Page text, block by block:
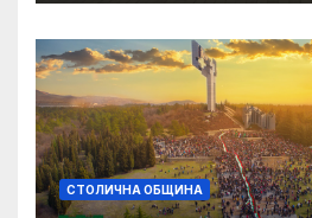
СТОЛИЧНА ОБЩИНА